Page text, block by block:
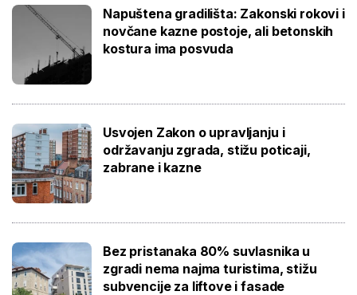
Napuštena gradilišta: Zakonski rokovi i
novčane kazne postoje, ali betonskih
kostura ima posvuda
Usvojen Zakon o upravljanju i
održavanju zgrada, stižu poticaji,
zabrane i kazne
Bez pristanaka 80% suvlasnika u
zgradi nema najma turistima, stižu
subvencije za liftove i fasade